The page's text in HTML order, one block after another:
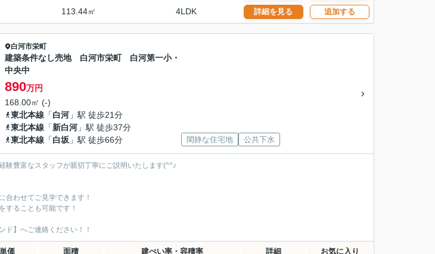
113.44㎡ 4LDK 詳細を見る 追加する
白河市栄町
建築条件なし売地 白河市栄町 白河第一小・
中央中
890万円
168.00㎡ (-)
東北本線 「白河 」駅 徒歩21分
東北本線 「新白河 」駅 徒歩37分
東北本線 「白坂 」駅 徒歩66分 閑静な住宅地 公共下水
験豊富なスタッフが親切丁寧にご説明いたします(^^♪
合わせてご見学できます！
することも可能です！
】へご連絡ください！！
価 面積 建ぺい率・容積率 詳細 お気に入り